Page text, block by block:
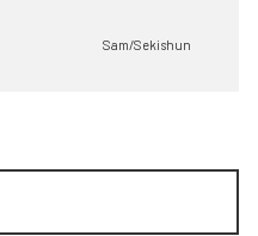
Sam/Sekishun